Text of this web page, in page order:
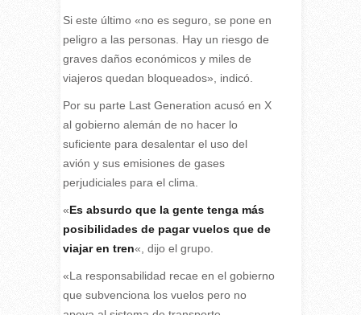
Si este último «no es seguro, se pone en
peligro a las personas. Hay un riesgo de
graves daños económicos y miles de
viajeros quedan bloqueados», indicó.
Por su parte Last Generation acusó en X
al gobierno alemán de no hacer lo
suficiente para desalentar el uso del
avión y sus emisiones de gases
perjudiciales para el clima.
«Es absurdo que la gente tenga más
posibilidades de pagar vuelos que de
viajar en tren«, dijo el grupo.
«La responsabilidad recae en el gobierno
que subvenciona los vuelos pero no